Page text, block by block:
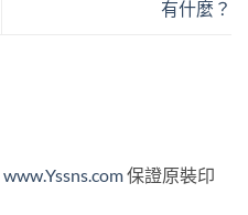
有什麼？
www.Yssns.com保證原裝印